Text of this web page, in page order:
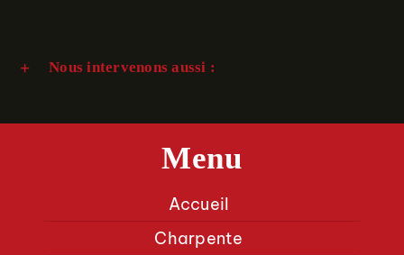
Nous intervenons aussi :
Menu
Accueil
Charpente